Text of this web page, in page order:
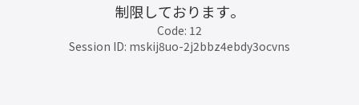
制限しております。
Code: 12
Session ID: mskij8uo-2j2bbz4ebdy3ocvns